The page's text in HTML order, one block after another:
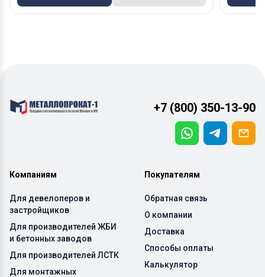
+7 (800) 350-13-90
Компаниям
Для девелоперов и
застройщиков
Для производителей ЖБИ
и бетонных заводов
Для производителей ЛСТК
Для монтажных
Покупателям
Обратная связь
О компании
Доставка
Способы оплаты
Калькулятор